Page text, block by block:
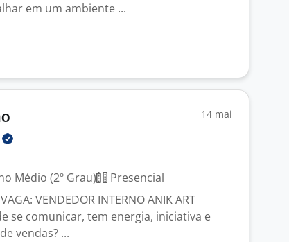
em um ambiente ...
14 mai
Médio (2º Grau)
Presencial
VENDEDOR INTERNO ANIK ART
se comunicar, tem energia, iniciativa e
vendas? ...